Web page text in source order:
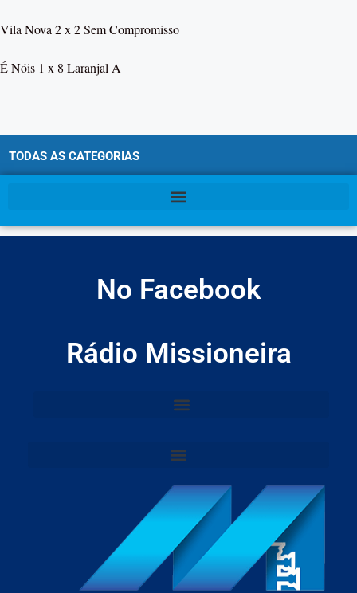
Vila Nova 2 x 2 Sem Compromisso
É Nóis 1 x 8 Laranjal A
TODAS AS CATEGORIAS
No Facebook
Rádio Missioneira